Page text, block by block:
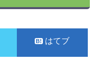
はてブ